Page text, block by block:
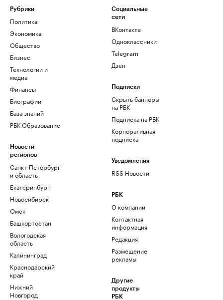
Рубрики
Политика
Экономика
Общество
Бизнес
Технологии и
медиа
Финансы
Биографии
База знаний
РБК Образование
Новости
регионов
Санкт-Петербург
и область
Екатеринбург
Новосибирск
Омск
Башкортостан
Вологодская
область
Калининград
Краснодарский
край
Нижний
Новгород
Социальные
сети
ВКонтакте
Одноклассники
Telegram
Дзен
Подписки
Скрыть баннеры
на РБК
Подписка на РБК
Корпоративная
подписка
Уведомления
RSS Новости
РБК
О компании
Контактная
информация
Редакция
Размещение
рекламы
Другие
продукты
РБК